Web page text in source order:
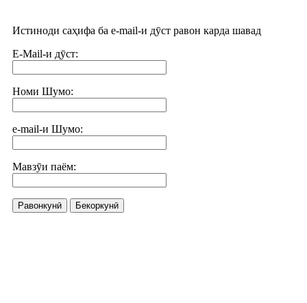
Истиноди саҳифа ба e-mail-и дӯст равон карда шавад
E-Mail-и дӯст:
Номи Шумо:
e-mail-и Шумо:
Мавзӯи паём:
Равонкунӣ Бекоркунӣ